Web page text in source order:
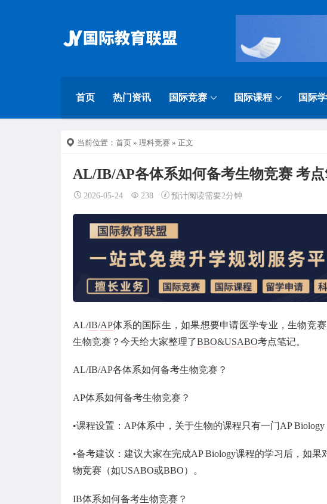
首页 热门资讯 国际竞赛 国际课程 国际
当前位置： 首页 » 理科竞赛 » 正文
AL/IB/AP各体系如何备考生物竞赛 考
2026-05-24 238 预计阅读需要2分钟
AL/IB/AP体系的国际生，如果想要申请医学专业，生物竞
生物竞赛？今天给大家整理了BBO&USABO考点笔记。
AL/IB/AP各体系如何备考生物竞赛？
AP体系如何备考生物竞赛？
•课程设置：AP体系中，关于生物的课程只有一门AP
•备考建议：建议大家在完成AP Biology课程的学习后，如
物竞赛（如USABO或BBO）。
IB体系如何备考生物竞赛？